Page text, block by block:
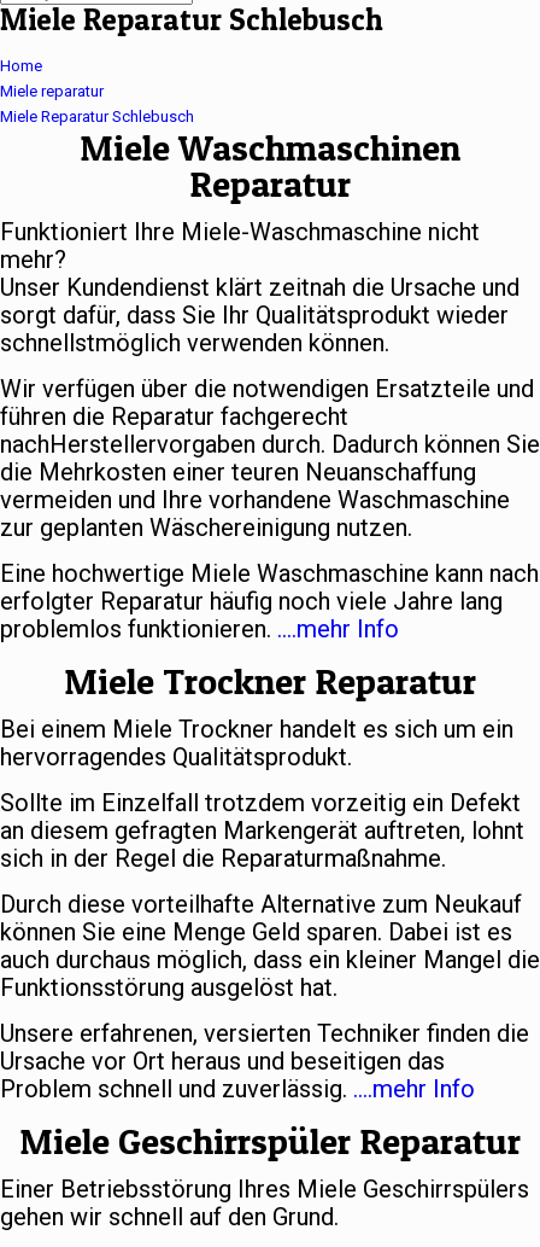
Miele Reparatur Schlebusch
Home
Miele reparatur
Miele Reparatur Schlebusch
Miele Waschmaschinen
Reparatur
Funktioniert Ihre Miele-Waschmaschine nicht
mehr?
Unser Kundendienst klärt zeitnah die Ursache und
sorgt dafür, dass Sie Ihr Qualitätsprodukt wieder
schnellstmöglich verwenden können.
Wir verfügen über die notwendigen Ersatzteile und
führen die Reparatur fachgerecht
nachHerstellervorgaben durch. Dadurch können Sie
die Mehrkosten einer teuren Neuanschaffung
vermeiden und Ihre vorhandene Waschmaschine
zur geplanten Wäschereinigung nutzen.
Eine hochwertige Miele Waschmaschine kann nach
erfolgter Reparatur häufig noch viele Jahre lang
problemlos funktionieren. ….mehr Info
Miele Trockner Reparatur
Bei einem Miele Trockner handelt es sich um ein
hervorragendes Qualitätsprodukt.
Sollte im Einzelfall trotzdem vorzeitig ein Defekt
an diesem gefragten Markengerät auftreten, lohnt
sich in der Regel die Reparaturmaßnahme.
Durch diese vorteilhafte Alternative zum Neukauf
können Sie eine Menge Geld sparen. Dabei ist es
auch durchaus möglich, dass ein kleiner Mangel die
Funktionsstörung ausgelöst hat.
Unsere erfahrenen, versierten Techniker finden die
Ursache vor Ort heraus und beseitigen das
Problem schnell und zuverlässig. ….mehr Info
Miele Geschirrspüler Reparatur
Einer Betriebsstörung Ihres Miele Geschirrspülers
gehen wir schnell auf den Grund.